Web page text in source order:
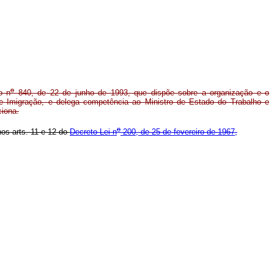
no840, de 22 de junho de 1993, que dispõe sobre a organização e o
Imigração, e delega competência ao Ministro de Estado do Trabalho e
arts. 11 e 12 doDecreto-Lei no200, de 25 de fevereiro de 1967,